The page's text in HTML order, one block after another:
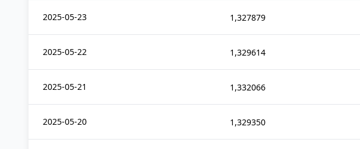
2025-05-23 1,327879
2025-05-22 1,329614
2025-05-21 1,332066
2025-05-20 1,329350